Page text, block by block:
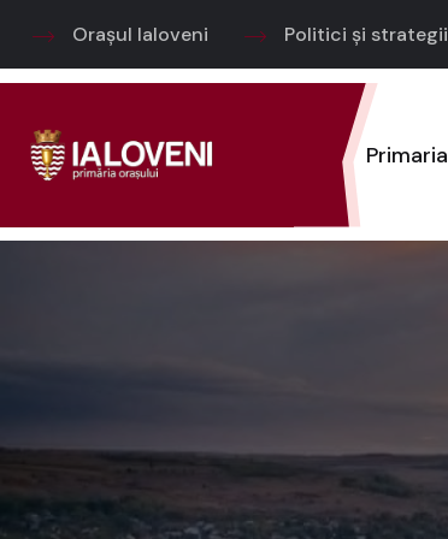
Orașul Ialoveni Politici și strategii
Primaria